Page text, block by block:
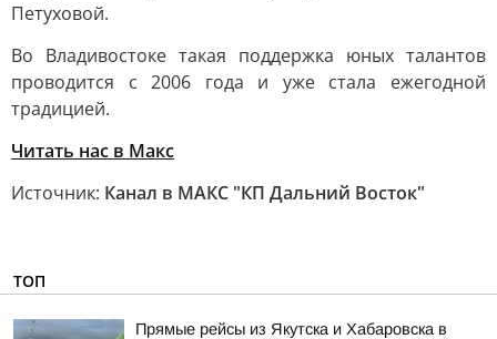
Петуховой.
Во Владивостоке такая поддержка юных талантов
проводится с 2006 года и уже стала ежегодной
традицией.
Читать нас в Макс
Источник: Канал в МАКС "КП Дальний Восток"
ТОП
Прямые рейсы из Якутска и Хабаровска в